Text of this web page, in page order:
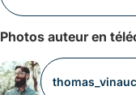
Photos auteur en